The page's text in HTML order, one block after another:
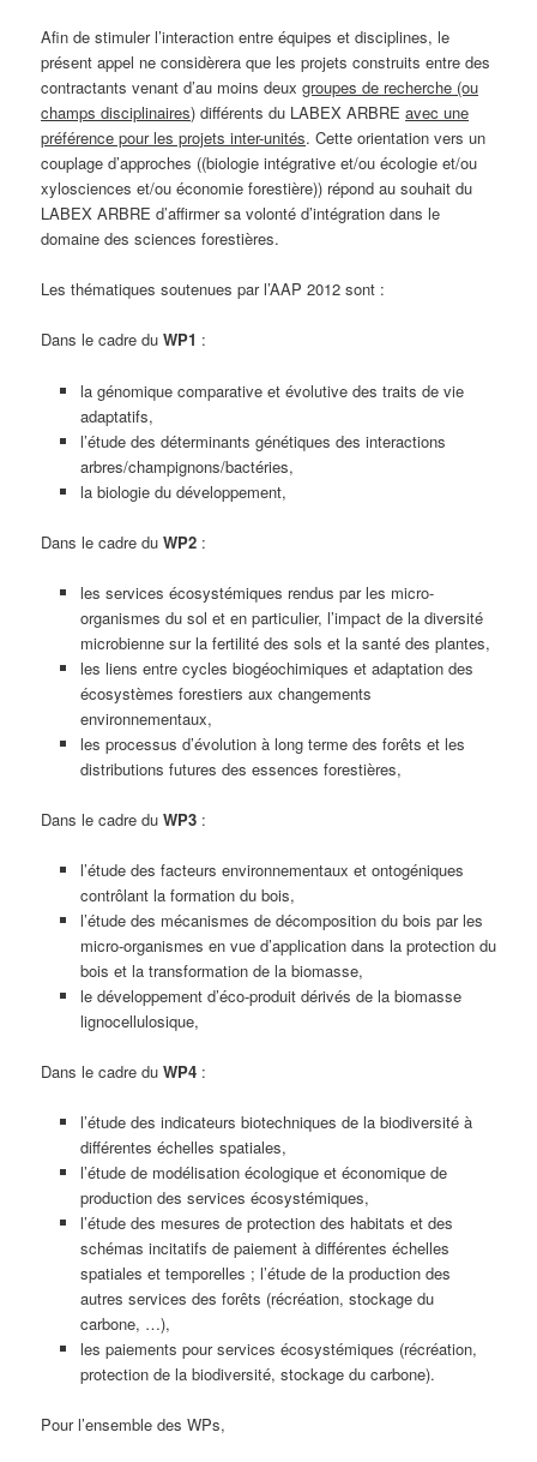
Afin de stimuler l’interaction entre équipes et disciplines, le
présent appel ne considèrera que les projets construits entre des
contractants venant d’au moins deuxgroupes de recherche (ou
champs disciplinaires) différents du LABEX ARBREavec une
préférence pour les projets inter-unités. Cette orientation vers un
couplage d’approches ((biologie intégrative et/ou écologie et/ou
xylosciences et/ou économie forestière)) répond au souhait du
LABEX ARBRE d’affirmer sa volonté d’intégration dans le
domaine des sciences forestières.
Les thématiques soutenues par l’AAP 2012 sont :
Dans le cadre duWP1 :
la génomique comparative et évolutive des traits de vie
adaptatifs,
l’étude des déterminants génétiques des interactions
arbres/champignons/bactéries,
la biologie du développement,
Dans le cadre duWP2 :
les services écosystémiques rendus par les micro-
organismes du sol et en particulier, l’impact de la diversité
microbienne sur la fertilité des sols et la santé des plantes,
les liens entre cycles biogéochimiques et adaptation des
écosystèmes forestiers aux changements
environnementaux,
les processus d’évolution à long terme des forêts et les
distributions futures des essences forestières,
Dans le cadre duWP3 :
l’étude des facteurs environnementaux et ontogéniques
contrôlant la formation du bois,
l’étude des mécanismes de décomposition du bois par les
micro-organismes en vue d’application dans la protection du
bois et la transformation de la biomasse,
le développement d’éco-produit dérivés de la biomasse
lignocellulosique,
Dans le cadre duWP4 :
l’étude des indicateurs biotechniques de la biodiversité à
différentes échelles spatiales,
l’étude de modélisation écologique et économique de
production des services écosystémiques,
l’étude des mesures de protection des habitats et des
schémas incitatifs de paiement à différentes échelles
spatiales et temporelles ; l’étude de la production des
autres services des forêts (récréation, stockage du
carbone, …),
les paiements pour services écosystémiques (récréation,
protection de la biodiversité, stockage du carbone).
Pour l’ensemble des WPs,